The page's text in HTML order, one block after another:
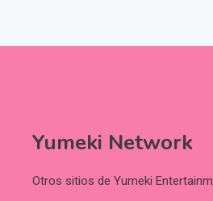
Yumeki Network
Otros sitios de Yumeki